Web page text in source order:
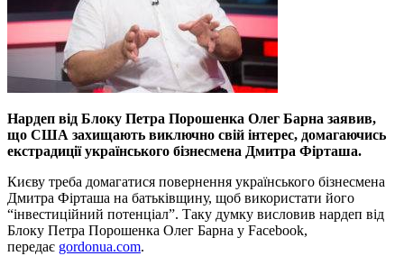
Нардеп від Блоку Петра Порошенка Олег Барна заявив,
що США захищають виключно свій інтерес, домагаючись
екстрадиції українського бізнесмена Дмитра Фірташа.
Києву треба домагатися повернення українського бізнесмена
Дмитра Фірташа на батьківщину, щоб використати його
“інвестиційний потенціал”. Таку думку висловив нардеп від
Блоку Петра Порошенка Олег Барна у Facebook,
передає gordonua.com.